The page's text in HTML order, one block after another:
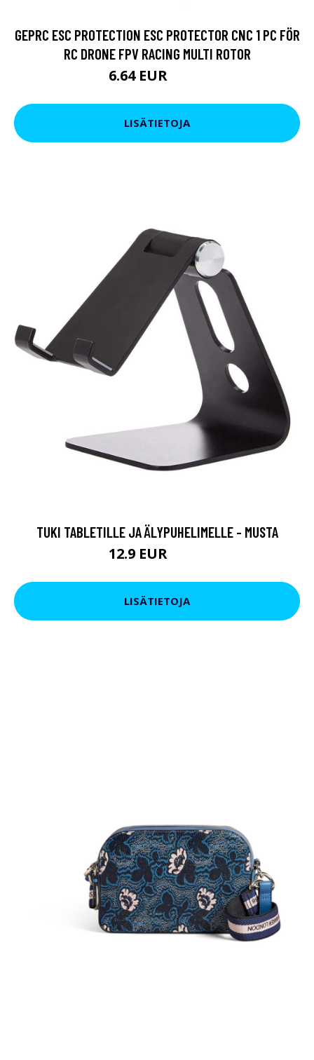
GEPRC ESC PROTECTION ESC PROTECTOR CNC 1 PC FÖR
RC DRONE FPV RACING MULTI ROTOR
6.64 EUR
LISÄTIETOJA
TUKI TABLETILLE JA ÄLYPUHELIMELLE - MUSTA
12.9 EUR
LISÄTIETOJA